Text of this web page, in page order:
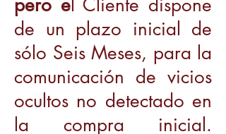
pero el Cliente dispone
de un plazo inicial de
sólo Seis Meses, para la
comunicación de vicios
ocultos no detectado en
la compra inicial.